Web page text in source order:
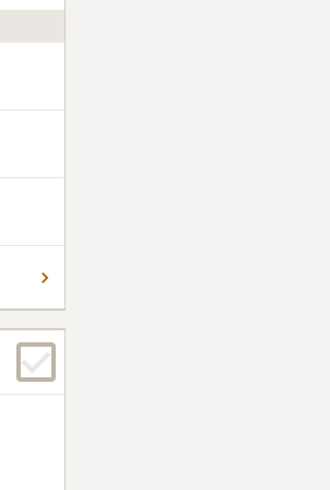
う
建て
と
嬉し